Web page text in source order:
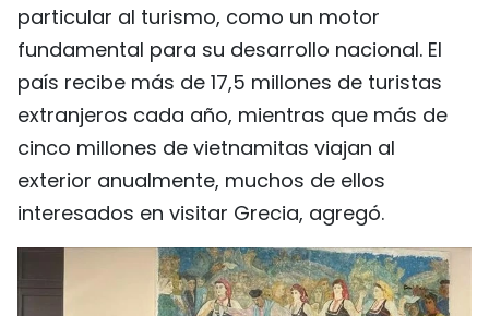
particular al turismo, como un motor
fundamental para su desarrollo nacional. El
país recibe más de 17,5 millones de turistas
extranjeros cada año, mientras que más de
cinco millones de vietnamitas viajan al
exterior anualmente, muchos de ellos
interesados en visitar Grecia, agregó.